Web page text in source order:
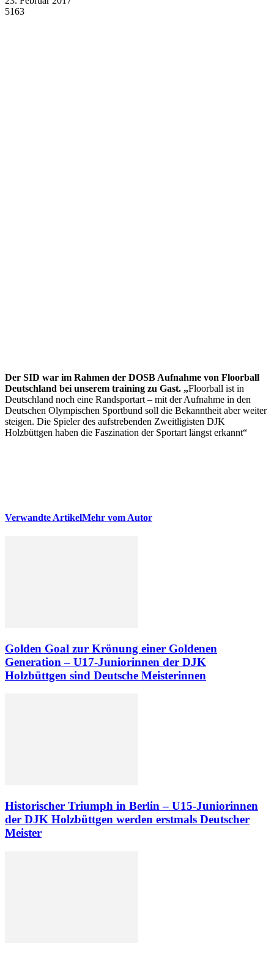
5163
Der SID war im Rahmen der DOSB Aufnahme von Floorball
Deutschland bei unserem training zu Gast. „Floorball ist in
Deutschland noch eine Randsportart – mit der Aufnahme in den
Deutschen Olympischen Sportbund soll die Bekanntheit aber weiter
steigen. Die Spieler des aufstrebenden Zweitligisten DJK
Holzbüttgen haben die Faszination der Sportart längst erkannt“
Verwandte ArtikelMehr vom Autor
Golden Goal zur Krönung einer Goldenen
Generation – U17-Juniorinnen der DJK
Holzbüttgen sind Deutsche Meisterinnen
Historischer Triumph in Berlin – U15-Juniorinnen
der DJK Holzbüttgen werden erstmals Deutscher
Meister